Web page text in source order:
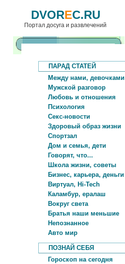
DVOREC.RU
Портал досуга и развлечений
ПАРАД СТАТЕЙ
Между нами, девочками
Мужской разговор
Любовь и отношения
Психология
Секс-новости
Здоровый образ жизни
Спортзал
Дом и семья, дети
Говорят, что...
Школа жизни, советы
Бизнес, карьера, деньги
Виртуал, Hi-Tech
Каламбур, ералаш
Вокруг света
Братья наши меньшие
Непознанное
Авто мир
ПОЗНАЙ СЕБЯ
Гороскоп на сегодня